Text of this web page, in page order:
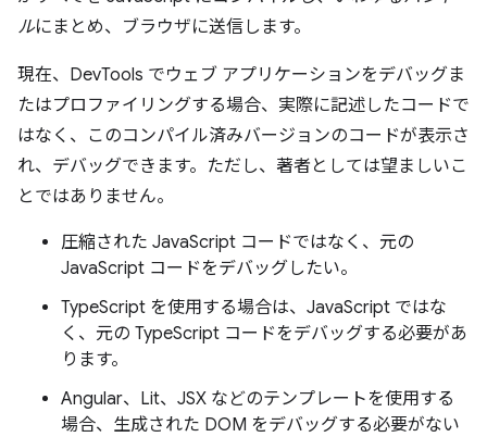
ルにまとめ、ブラウザに送信します。
現在、DevTools でウェブ アプリケーションをデバッグま
たはプロファイリングする場合、実際に記述したコードで
はなく、このコンパイル済みバージョンのコードが表示さ
れ、デバッグできます。ただし、著者としては望ましいこ
とではありません。
圧縮された JavaScript コードではなく、元の
JavaScript コードをデバッグしたい。
TypeScript を使用する場合は、JavaScript ではな
く、元の TypeScript コードをデバッグする必要があ
ります。
Angular、Lit、JSX などのテンプレートを使用する
場合、生成された DOM をデバッグする必要がない